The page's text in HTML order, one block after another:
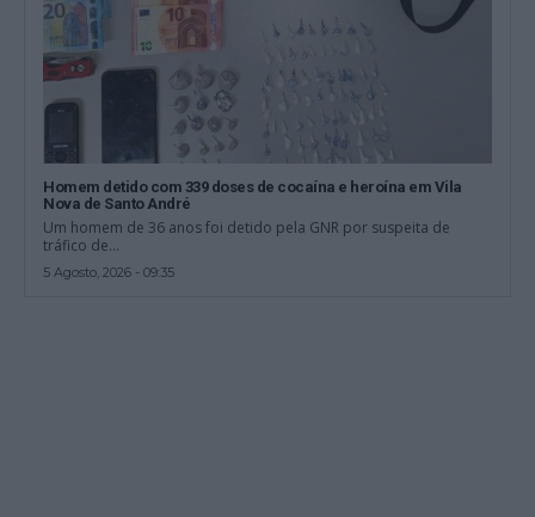
Homem detido com 339 doses de cocaína e heroína em Vila
Nova de Santo André
Um homem de 36 anos foi detido pela GNR por suspeita de
tráfico de...
5 Agosto, 2026 - 09:35